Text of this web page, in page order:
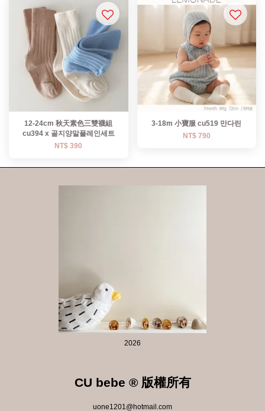
12-24cm 秋天素色三雙襪組
cu394 x 골지양말플레인세트
NT$ 390
3-18m 小寶服 cu519 만다린
NT$ 790
2026
CU bebe ® 版權所有
uone1201@hotmail.com